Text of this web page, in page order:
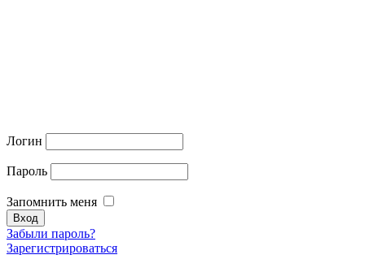
Логин
Пароль
Запомнить меня
Забыли пароль?
Зарегистрироваться